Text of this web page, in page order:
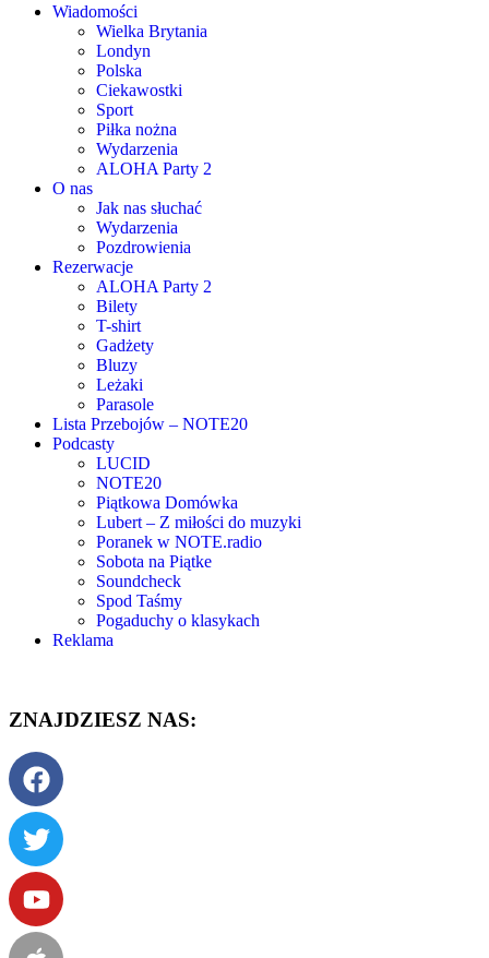
Wiadomości
Wielka Brytania
Londyn
Polska
Ciekawostki
Sport
Piłka nożna
Wydarzenia
ALOHA Party 2
O nas
Jak nas słuchać
Wydarzenia
Pozdrowienia
Rezerwacje
ALOHA Party 2
Bilety
T-shirt
Gadżety
Bluzy
Leżaki
Parasole
Lista Przebojów – NOTE20
Podcasty
LUCID
NOTE20
Piątkowa Domówka
Lubert – Z miłości do muzyki
Poranek w NOTE.radio
Sobota na Piątke
Soundcheck
Spod Taśmy
Pogaduchy o klasykach
Reklama
ZNAJDZIESZ NAS: